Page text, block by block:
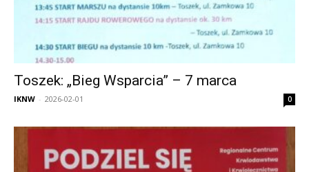
Toszek: „Bieg Wsparcia” – 7 marca
IKNW - 2026-02-01 0